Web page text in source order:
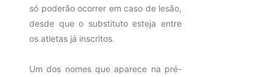
só poderão ocorrer em caso de lesão,
desde que o substituto esteja entre
os atletas já inscritos.
Um dos nomes que aparece na pré-